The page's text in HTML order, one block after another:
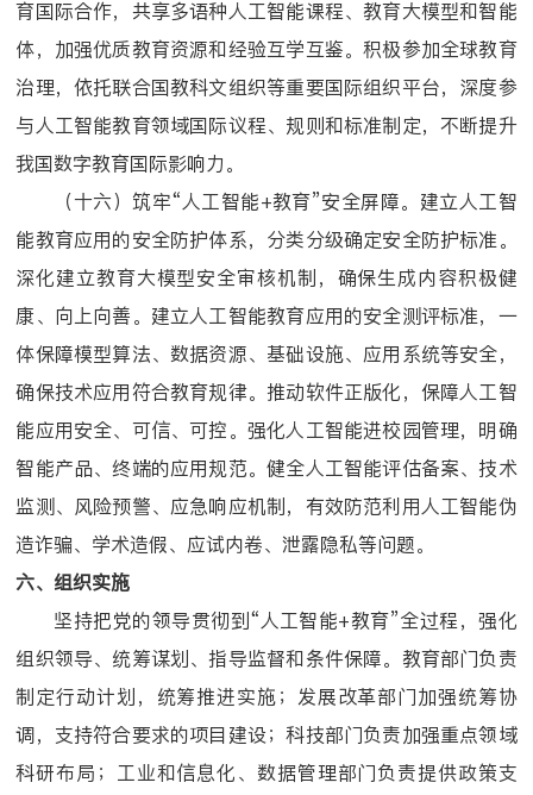
育国际合作，共享多语种人工智能课程、教育大模型和智能
体，加强优质教育资源和经验互学互鉴。积极参加全球教育
治理，依托联合国教科文组织等重要国际组织平台，深度参
与人工智能教育领域国际议程、规则和标准制定，不断提升
我国数字教育国际影响力。
（十六）筑牢“人工智能+教育”安全屏障。建立人工智
能教育应用的安全防护体系，分类分级确定安全防护标准。
深化建立教育大模型安全审核机制，确保生成内容积极健
康、向上向善。建立人工智能教育应用的安全测评标准，一
体保障模型算法、数据资源、基础设施、应用系统等安全，
确保技术应用符合教育规律。推动软件正版化，保障人工智
能应用安全、可信、可控。强化人工智能进校园管理，明确
智能产品、终端的应用规范。健全人工智能评估备案、技术
监测、风险预警、应急响应机制，有效防范利用人工智能伪
造诈骗、学术造假、应试内卷、泄露隐私等问题。
六、组织实施
坚持把党的领导贯彻到“人工智能+教育”全过程，强化
组织领导、统筹谋划、指导监督和条件保障。教育部门负责
制定行动计划，统筹推进实施；发展改革部门加强统筹协
调，支持符合要求的项目建设；科技部门负责加强重点领域
科研布局；工业和信息化、数据管理部门负责提供政策支